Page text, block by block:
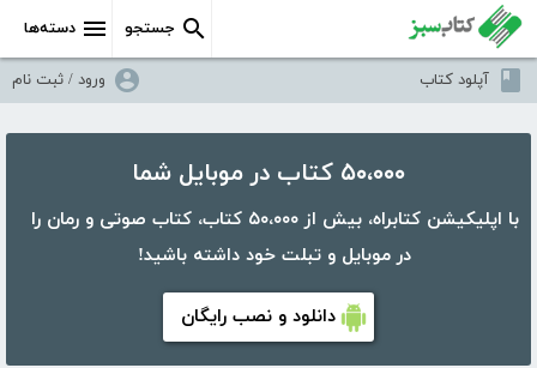
دسته‌ها جستجو
آپلود کتاب ورود / ثبت نام
۵۰،۰۰۰ کتاب در موبایل شما
با اپلیکیشن کتابراه، بیش از ۵۰،۰۰۰ کتاب، کتاب صوتی و رمان را
در موبایل و تبلت خود داشته باشید!
دانلود و نصب رایگان